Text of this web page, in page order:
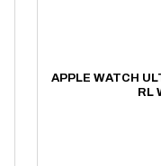
APPLE WATCH
RL